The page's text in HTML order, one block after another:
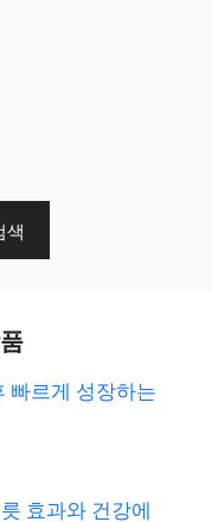
색
빠르게 성장하는
효과와 건강에